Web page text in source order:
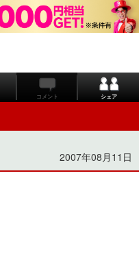
コメント シェア
2007年08月11日